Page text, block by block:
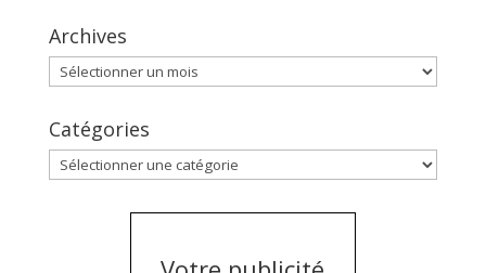
Archives
Archives
Catégories
Catégories